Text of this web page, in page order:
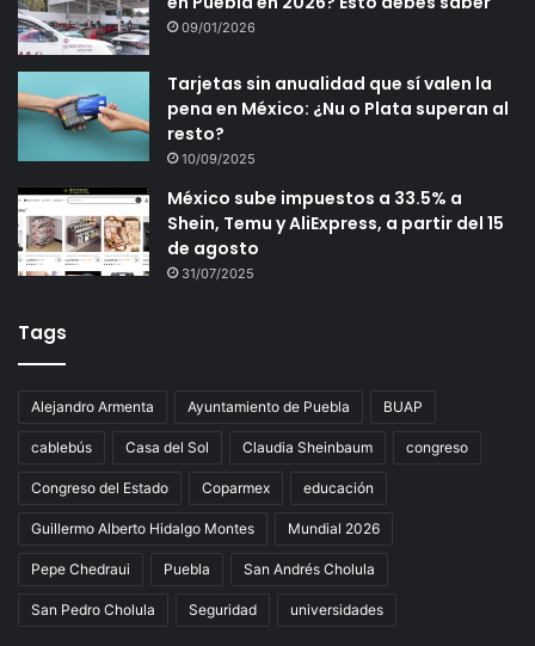
09/01/2026
Tarjetas sin anualidad que sí valen la
pena en México: ¿Nu o Plata superan al
resto?
10/09/2025
México sube impuestos a 33.5% a
Shein, Temu y AliExpress, a partir del 15
de agosto
31/07/2025
Tags
Alejandro Armenta Ayuntamiento de Puebla BUAP
cablebús Casa del Sol Claudia Sheinbaum congreso
Congreso del Estado Coparmex educación
Guillermo Alberto Hidalgo Montes Mundial 2026
Pepe Chedraui Puebla San Andrés Cholula
San Pedro Cholula Seguridad universidades